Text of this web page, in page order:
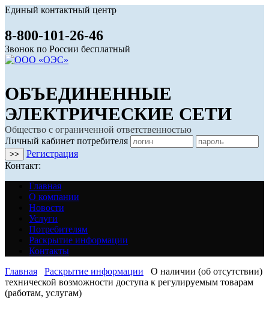
Единый контактный центр
8-800-101-26-46
Звонок по России бесплатный
ОБЪЕДИНЕННЫЕ
ЭЛЕКТРИЧЕСКИЕ СЕТИ
Общество с ограниченной ответственностью
Личный кабинет потребителя
Регистрация
Контакт:
Главная
О компании
Новости
Услуги
Потребителям
Раскрытие информации
Контакты
Главная
Раскрытие информации
О наличии (об отсутствии)
технической возможности доступа к регулируемым товарам
(работам, услугам)